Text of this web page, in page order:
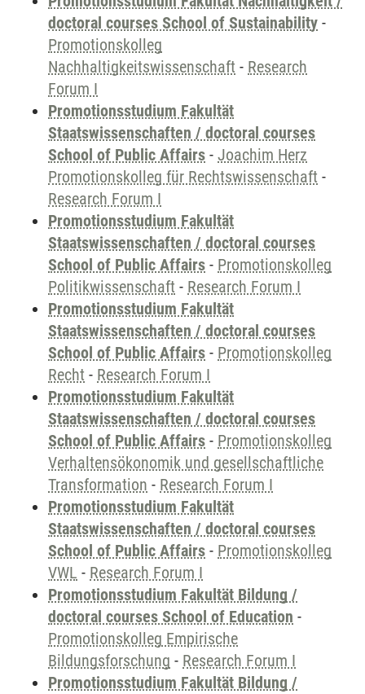
doctoral courses School of Sustainability -
Promotionskolleg
Nachhaltigkeitswissenschaft - Research
Forum I
Promotionsstudium Fakultät
Staatswissenschaften / doctoral courses
School of Public Affairs - Joachim Herz
Promotionskolleg für Rechtswissenschaft -
Research Forum I
Promotionsstudium Fakultät
Staatswissenschaften / doctoral courses
School of Public Affairs - Promotionskolleg
Politikwissenschaft - Research Forum I
Promotionsstudium Fakultät
Staatswissenschaften / doctoral courses
School of Public Affairs - Promotionskolleg
Recht - Research Forum I
Promotionsstudium Fakultät
Staatswissenschaften / doctoral courses
School of Public Affairs - Promotionskolleg
Verhaltensökonomik und gesellschaftliche
Transformation - Research Forum I
Promotionsstudium Fakultät
Staatswissenschaften / doctoral courses
School of Public Affairs - Promotionskolleg
VWL - Research Forum I
Promotionsstudium Fakultät Bildung /
doctoral courses School of Education -
Promotionskolleg Empirische
Bildungsforschung - Research Forum I
Promotionsstudium Fakultät Bildung /